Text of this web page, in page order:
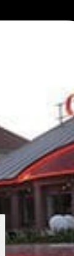
a ouvert